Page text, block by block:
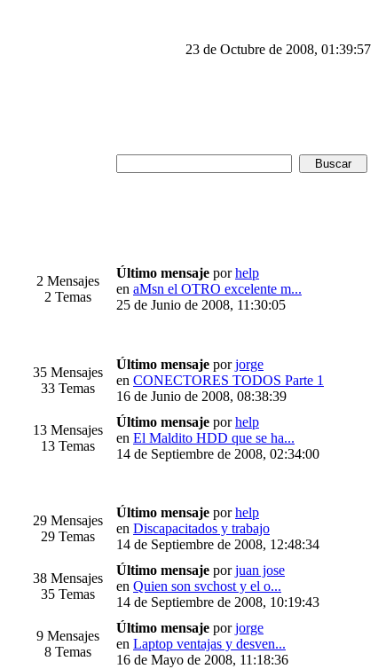
23 de Octubre de 2008, 01:39:57
2 Mensajes
2 Temas
Último mensaje porhelp
en aMsn el OTRO excelente m...
25 de Junio de 2008, 11:30:05
35 Mensajes
33 Temas
Último mensaje porjorge
en CONECTORES TODOS Parte 1
16 de Junio de 2008, 08:38:39
13 Mensajes
13 Temas
Último mensaje porhelp
en El Maldito HDD que se ha...
14 de Septiembre de 2008, 02:34:00
29 Mensajes
29 Temas
Último mensaje porhelp
en Discapacitados y trabajo
14 de Septiembre de 2008, 12:48:34
38 Mensajes
35 Temas
Último mensaje porjuan jose
en Quien son svchost y el o...
14 de Septiembre de 2008, 10:19:43
9 Mensajes
8 Temas
Último mensaje porjorge
en Laptop ventajas y desven...
16 de Mayo de 2008, 11:18:36